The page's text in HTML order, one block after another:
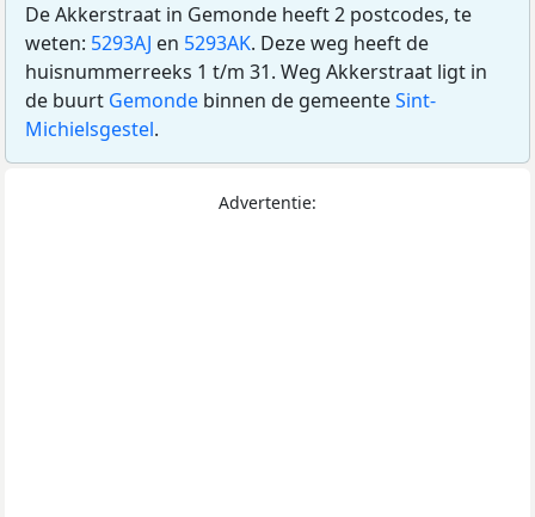
De Akkerstraat in Gemonde heeft 2 postcodes, te
weten: 5293AJ en 5293AK. Deze weg heeft de
huisnummerreeks 1 t/m 31. Weg Akkerstraat ligt in
de buurt Gemonde binnen de gemeenteSint-
Michielsgestel.
Advertentie: